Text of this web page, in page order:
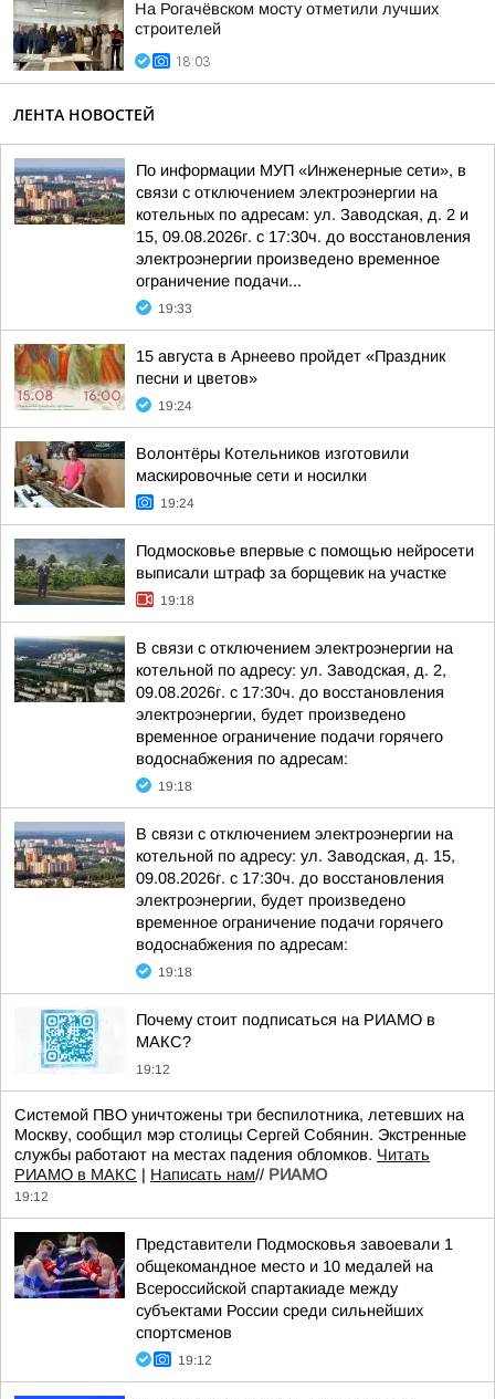
На Рогачёвском мосту отметили лучших
строителей
18:03
ЛЕНТА НОВОСТЕЙ
По информации МУП «Инженерные сети», в
связи с отключением электроэнергии на
котельных по адресам: ул. Заводская, д. 2 и
15, 09.08.2026г. с 17:30ч. до восстановления
электроэнергии произведено временное
ограничение подачи...
19:33
15 августа в Арнеево пройдет «Праздник
песни и цветов»
19:24
Волонтёры Котельников изготовили
маскировочные сети и носилки
19:24
Подмосковье впервые с помощью нейросети
выписали штраф за борщевик на участке
19:18
В связи с отключением электроэнергии на
котельной по адресу: ул. Заводская, д. 2,
09.08.2026г. с 17:30ч. до восстановления
электроэнергии, будет произведено
временное ограничение подачи горячего
водоснабжения по адресам:
19:18
В связи с отключением электроэнергии на
котельной по адресу: ул. Заводская, д. 15,
09.08.2026г. с 17:30ч. до восстановления
электроэнергии, будет произведено
временное ограничение подачи горячего
водоснабжения по адресам:
19:18
Почему стоит подписаться на РИАМО в
МАКС?
19:12
Системой ПВО уничтожены три беспилотника, летевших на
Москву, сообщил мэр столицы Сергей Собянин. Экстренные
службы работают на местах падения обломков. Читать
РИАМО в МАКС | Написать нам// РИАМО
19:12
Представители Подмосковья завоевали 1
общекомандное место и 10 медалей на
Всероссийской спартакиаде между
субъектами России среди сильнейших
спортсменов
19:12